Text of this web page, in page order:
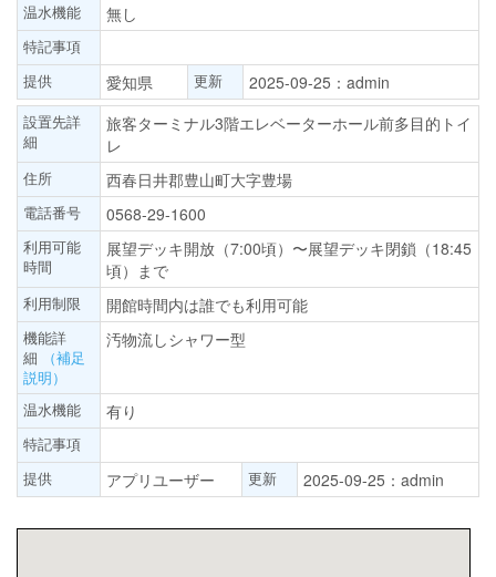
温水機能 無し
特記事項
提供
愛知県 更新 2025-09-25：admin
設置先詳
細
旅客ターミナル3階エレベーターホール前多目的トイ
レ
住所 西春日井郡豊山町大字豊場
電話番号 0568-29-1600
利用可能
時間
展望デッキ開放（7:00頃）〜展望デッキ閉鎖（18:45
頃）まで
利用制限 開館時間内は誰でも利用可能
機能詳
細
（補足
説明）
汚物流しシャワー型
温水機能 有り
特記事項
提供
アプリユーザー 更新 2025-09-25：admin